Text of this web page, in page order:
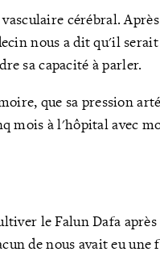
cérébral.
nous a dit qu'il
sa capacité à parler.
que sa pression
mois à l'hôpital avec
le Falun Dafa
de nous avait eu une